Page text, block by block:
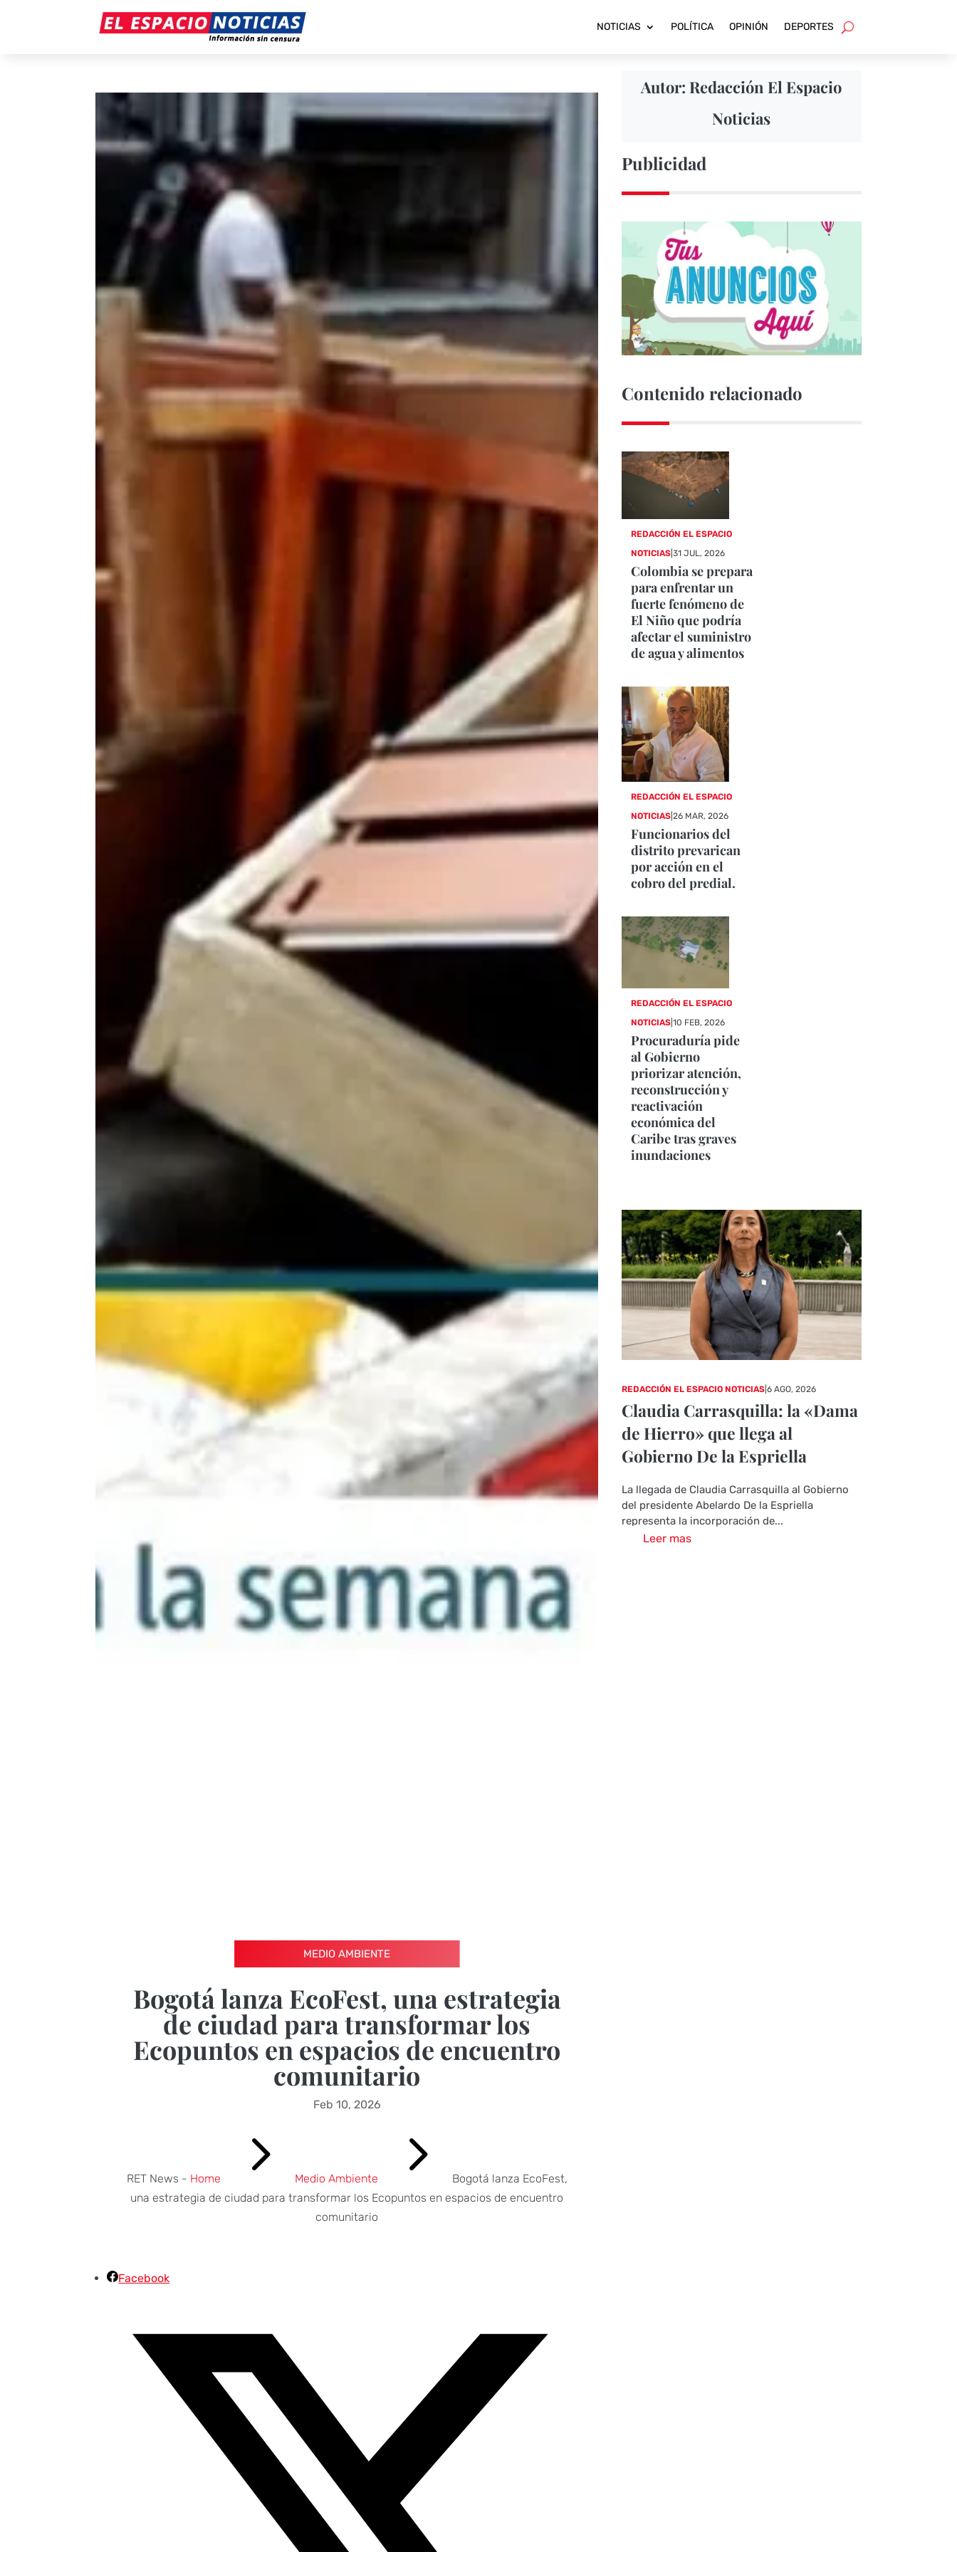
NOTICIAS POLÍTICA OPINIÓN DEPORTES
MEDIO AMBIENTE
Bogotá lanza EcoFest, una estrategia
de ciudad para transformar los
Ecopuntos en espacios de encuentro
comunitario
Feb 10, 2026
RET News - Home 5 Medio Ambiente 5
Bogotá lanza EcoFest,
una estrategia de ciudad para transformar los Ecopuntos en espacios de encuentro
comunitario
Facebook
Autor: Redacción El Espacio
Noticias
Publicidad
Contenido relacionado
REDACCIÓN EL ESPACIO
NOTICIAS |31 JUL, 2026
Colombia se prepara
para enfrentar un
fuerte fenómeno de
El Niño que podría
afectar el suministro
de agua y alimentos
REDACCIÓN EL ESPACIO
NOTICIAS |26 MAR, 2026
Funcionarios del
distrito prevarican
por acción en el
cobro del predial.
REDACCIÓN EL ESPACIO
NOTICIAS |10 FEB, 2026
Procuraduría pide
al Gobierno
priorizar atención,
reconstrucción y
reactivación
económica del
Caribe tras graves
inundaciones
REDACCIÓN EL ESPACIO NOTICIAS| 6 AGO, 2026
Claudia Carrasquilla: la «Dama
de Hierro» que llega al
Gobierno De la Espriella
La llegada de Claudia Carrasquilla al Gobierno
del presidente Abelardo De la Espriella
representa la incorporación de...
Leer mas